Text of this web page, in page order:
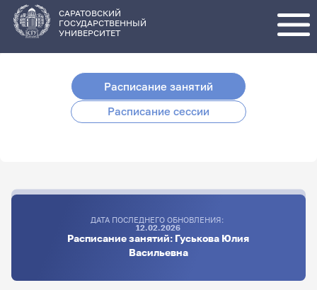
основному
содержанию
САРАТОВСКИЙ
ГОСУДАРСТВЕННЫЙ
УНИВЕРСИТЕТ
Расписание занятий
Расписание сессии
ДАТА ПОСЛЕДНЕГО ОБНОВЛЕНИЯ:
12.02.2026
Расписание занятий: Гуськова Юлия
Васильевна